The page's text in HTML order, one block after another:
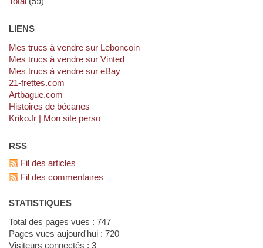
LIENS
Mes trucs à vendre sur Leboncoin
Mes trucs à vendre sur Vinted
Mes trucs à vendre sur eBay
21-frettes.com
artbague.com
Histoires de bécanes
kriko.fr | Mon site perso
RSS
Fil des articles
Fil des commentaires
STATISTIQUES
Total des pages vues : 747
Pages vues aujourd'hui : 720
Visiteurs connectés : 3